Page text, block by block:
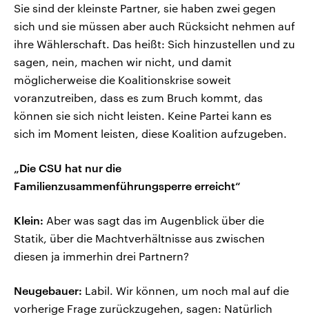
Sie sind der kleinste Partner, sie haben zwei gegen
sich und sie müssen aber auch Rücksicht nehmen auf
ihre Wählerschaft. Das heißt: Sich hinzustellen und zu
sagen, nein, machen wir nicht, und damit
möglicherweise die Koalitionskrise soweit
voranzutreiben, dass es zum Bruch kommt, das
können sie sich nicht leisten. Keine Partei kann es
sich im Moment leisten, diese Koalition aufzugeben.
„Die CSU hat nur die
Familienzusammenführungsperre erreicht“
Klein: Aber was sagt das im Augenblick über die
Statik, über die Machtverhältnisse aus zwischen
diesen ja immerhin drei Partnern?
Neugebauer: Labil. Wir können, um noch mal auf die
vorherige Frage zurückzugehen, sagen: Natürlich